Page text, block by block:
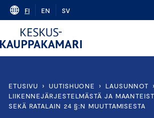
Skip
content
FI EN SV
ETUSIVU › UUTISHUONE › LAUSUNNOT ›
LIIKENNEJÄRJESTELMÄSTÄ JA
SEKÄ RATALAIN 24 §:N MUUTTAMISESTA